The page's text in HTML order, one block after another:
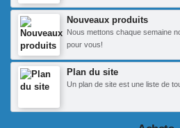
Nouveaux produits
Nous mettons chaque semaine
pour vous!
Plan du site
Un plan de site est une liste de